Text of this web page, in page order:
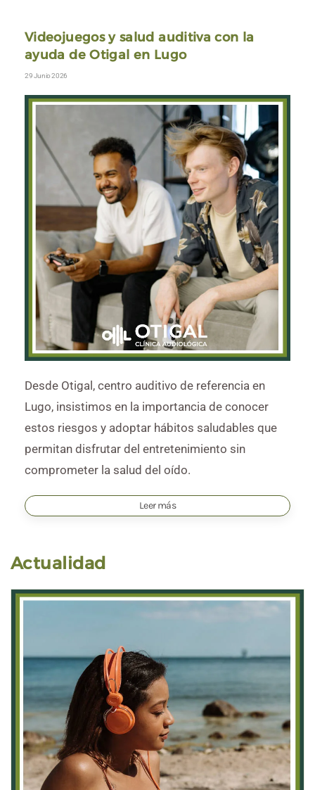
Videojuegos y salud auditiva con la
ayuda de Otigal en Lugo
29 Junio 2026
Desde Otigal, centro auditivo de referencia en
Lugo, insistimos en la importancia de conocer
estos riesgos y adoptar hábitos saludables que
permitan disfrutar del entretenimiento sin
comprometer la salud del oído.
Leer más
Actualidad